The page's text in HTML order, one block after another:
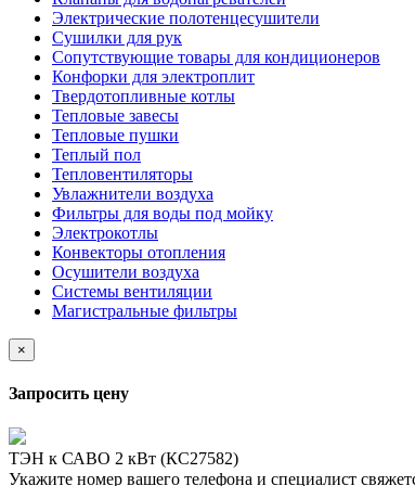
Электрические полотенцесушители
Сушилки для рук
Сопутствующие товары для кондиционеров
Конфорки для электроплит
Твердотопливные котлы
Тепловые завесы
Тепловые пушки
Теплый пол
Тепловентиляторы
Увлажнители воздуха
Фильтры для воды под мойку
Электрокотлы
Конвекторы отопления
Осушители воздуха
Системы вентиляции
Магистральные фильтры
×
Запросить цену
ТЭН к САВО 2 кВт (КС27582)
Укажите номер вашего телефона и специалист